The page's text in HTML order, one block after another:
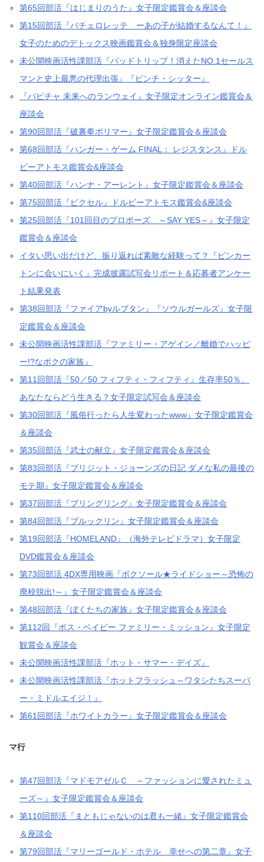
第65回部活『はじまりのうた』女子限定鑑賞会＆座談会
第15回部活『バチェロレッテ ーあの子が結婚するなんて！』
女子のためのデトックス映画鑑賞会＆独身限定座談会
未公開映画活性課部活『バッドトリップ！消えたNO.1セールス
マンと史上最悪の代理出張』『ピンチ・シッター』
『パピチャ 未来へのランウェイ』女子限定オンライン鑑賞会＆
座談会
第90回部活『破裏拳ポリマー』女子限定鑑賞会＆座談会
第68回部活『ハンガー・ゲーム FINAL： レジスタンス』ドル
ビーアトモス鑑賞会&座談会
第40回部活『ハンナ・アーレント』女子限定鑑賞会＆座談会
第75回部活『ピクセル』ドルビーアトモス鑑賞会&座談会
第25回部活『101回目のプロポーズ ～SAY YES～』女子限定
鑑賞会＆座談会
イタい思い出だけど、振り返れば素敵な経験って？『ピンカー
トンに会いにいく』完成披露試写会リポート＆応募者アンケー
ト結果発表
第38回部活『ファイアbyルブタン』『ソウルガールズ』女子限
定鑑賞会＆座談会
未公開映画活性課部活『ファミリー・アゲイン／離婚でハッピ
ー!?なボクの家族』
第11回部活『50／50 フィフティ・フィフティ』生存率50％、
あなたならどう生きる？女子限定試写会＆座談会
第30回部活『風俗行ったら人生変わったwww』女子限定鑑賞会
＆座談会
第35回部活『武士の献立』女子限定鑑賞会＆座談会
第83回部活『ブリジット・ジョーンズの日記 ダメな私の最後の
モテ期』女子限定鑑賞会＆座談会
第37回部活『ブリングリング』女子限定鑑賞会＆座談会
第84回部活『ブルックリン』女子限定鑑賞会＆座談会
第19回部活『HOMELAND』（海外テレビドラマ）女子限定
DVD鑑賞会＆座談会
第73回部活 4DX専用映画『ボクソール★ライドショー～恐怖の
廃校脱出!～』女子限定鑑賞会＆座談会
第48回部活『ぼくたちの家族』女子限定鑑賞会＆座談会
第112回『ボス・ベイビー ファミリー・ミッション』女子限定
観賞会＆座談会
未公開映画活性課部活『ホット・サマー・デイズ』
未公開映画活性課部活『ホットフラッシュ～ワタシたちスーパ
ー・ミドルエイジ！』
第61回部活『ホワイトカラー』女子限定鑑賞会＆座談会
マ行
第47回部活『マドモアゼルＣ ～ファッションに愛されたミュ
ーズ～』女子限定鑑賞会＆座談会
第110回部活『まともじゃないのは君も一緒』女子限定鑑賞会
＆座談会
第79回部活『マリーゴールド・ホテル 幸せへの第二章』女子